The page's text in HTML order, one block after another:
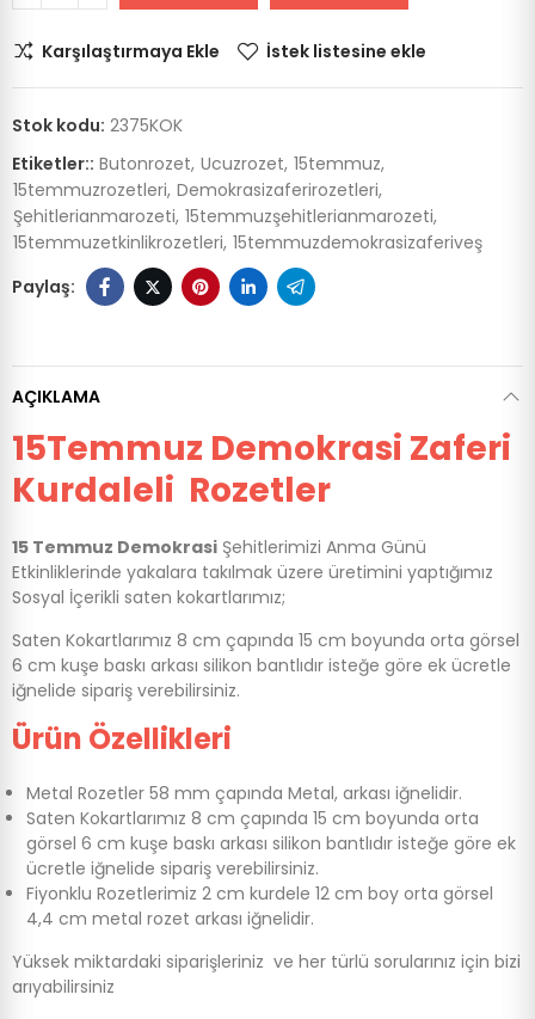
Karşılaştırmaya Ekle İstek listesine ekle
Stok kodu: 2375KOK
Etiketler:: Butonrozet Ucuzrozet 15temmuz
15temmuzrozetleri Demokrasizaferirozetleri
Şehitlerianmarozeti 15temmuzşehitlerianmarozeti
15temmuzetkinlikrozetleri 15temmuzdemokrasizaferiveş
AÇIKLAMA
15Temmuz Demokrasi Zaferi
Kurdaleli Rozetler
15 Temmuz Demokrasi Şehitlerimizi Anma Günü
Etkinliklerinde yakalara takılmak üzere üretimini yaptığımız
Sosyal İçerikli saten kokartlarımız;
Saten Kokartlarımız 8 cm çapında 15 cm boyunda orta görsel
6 cm kuşe baskı arkası silikon bantlıdır isteğe göre ek ücretle
iğnelide sipariş verebilirsiniz.
Ürün Özellikleri
Metal Rozetler 58 mm çapında Metal, arkası iğnelidir.
Saten Kokartlarımız 8 cm çapında 15 cm boyunda orta
görsel 6 cm kuşe baskı arkası silikon bantlıdır isteğe göre ek
ücretle iğnelide sipariş verebilirsiniz.
Fiyonklu Rozetlerimiz 2 cm kurdele 12 cm boy orta görsel
4,4 cm metal rozet arkası iğnelidir.
Yüksek miktardaki siparişleriniz ve her türlü sorularınız için bizi
arıyabilirsiniz